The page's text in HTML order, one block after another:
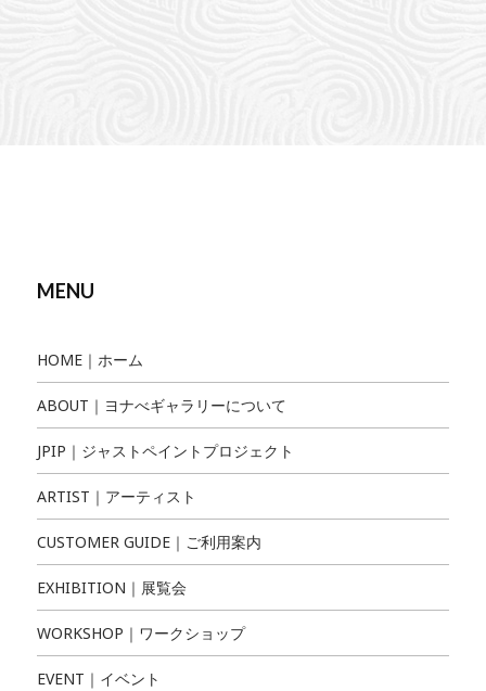
MENU
HOME｜ホーム
ABOUT｜ヨナべギャラリーについて
JPIP｜ジャストペイントプロジェクト
ARTIST｜アーティスト
CUSTOMER GUIDE｜ご利用案内
EXHIBITION｜展覧会
WORKSHOP｜ワークショップ
EVENT｜イベント